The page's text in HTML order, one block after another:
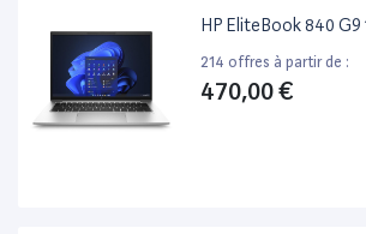
HP EliteBook 840 G9
214 offres à partir de :
470,00 €